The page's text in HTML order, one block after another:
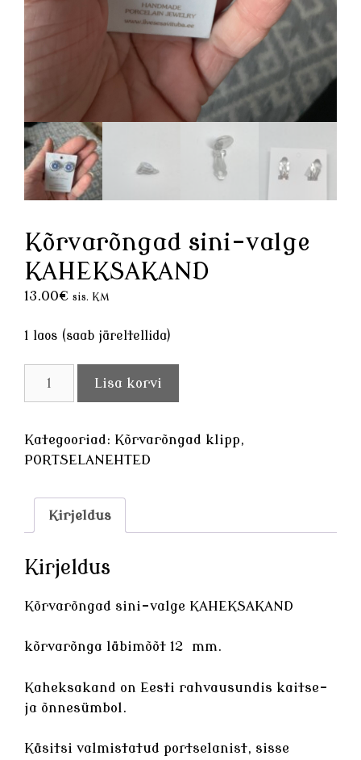
Kõrvarõngad sini-valge
KAHEKSAKAND
13.00€ sis. KM
1 laos (saab järeltellida)
Kõrvarõngad
KAHEKSAKAND
kogus
Lisa korvi
Kategooriad: Kõrvarõngad klipp,
PORTSELANEHTED
Kirjeldus
Kirjeldus
Kõrvarõngad sini-valge KAHEKSAKAND
kõrvarõnga läbimõõt 12 mm.
Kaheksakand on Eesti rahvausundis kaitse-
ja õnnesümbol.
Käsitsi valmistatud portselanist, sisse